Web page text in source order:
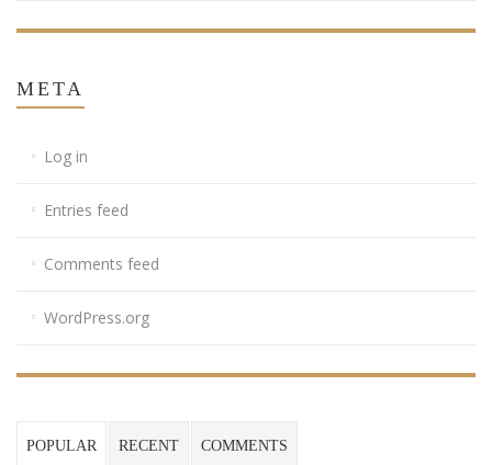
META
Log in
Entries feed
Comments feed
WordPress.org
POPULAR RECENT COMMENTS